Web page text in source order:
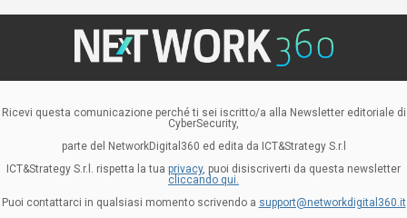
Ricevi questa comunicazione perché ti sei iscritto/a alla Newsletter editoriale di
CyberSecurity,
parte del NetworkDigital360 ed edita da ICT&Strategy S.r.l
ICT&Strategy S.r.l. rispetta la tua privacy, puoi disiscriverti da questa newsletter
cliccando qui.
Puoi contattarci in qualsiasi momento scrivendo a support@networkdigital360.it